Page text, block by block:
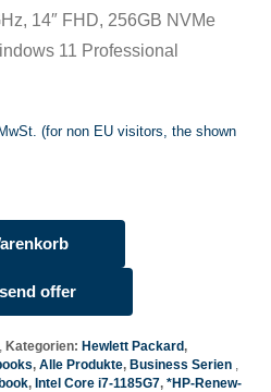
14″ FHD, 256GB NVMe
11 Professional
(for non EU visitors, the shown
offer
Kategorien: Hewlett Packard,
, Alle Produkte, Business Serien
, Intel Core i7-1185G7, *HP-Renew-